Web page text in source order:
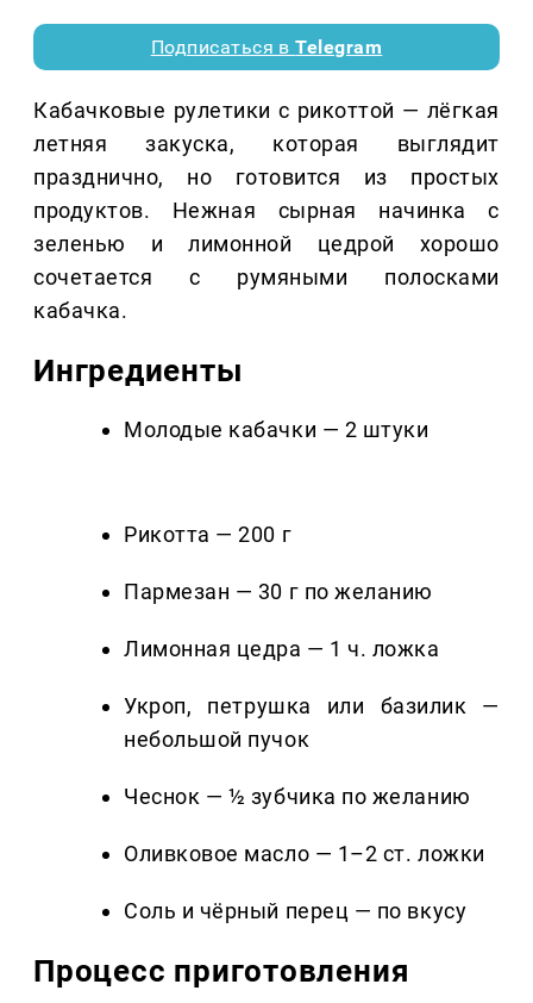
Подписаться вTelegram
Кабачковые рулетики с рикоттой — лёгкая
летняя закуска, которая выглядит
празднично, но готовится из простых
продуктов. Нежная сырная начинка с
зеленью и лимонной цедрой хорошо
сочетается с румяными полосками
кабачка.
Ингредиенты
Молодые кабачки — 2 штуки
Рикотта — 200 г
Пармезан — 30 г по желанию
Лимонная цедра — 1 ч. ложка
Укроп, петрушка или базилик —
небольшой пучок
Чеснок — ½ зубчика по желанию
Оливковое масло — 1–2 ст. ложки
Соль и чёрный перец — по вкусу
Процесс приготовления